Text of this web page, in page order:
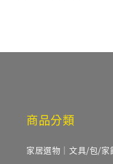
商品分類
家居選物｜文具/包/家